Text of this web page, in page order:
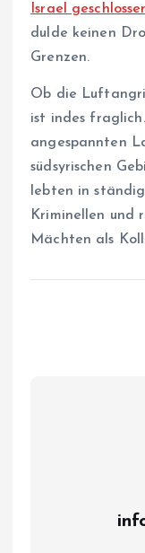
Israel
dulde keinen
Grenzen.
Ob die
ist indes
angespannten
südsyrischen
lebten in
Kriminellen und
Mächten als